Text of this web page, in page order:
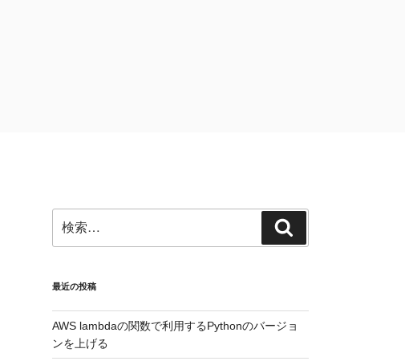
索:
索
最近の投稿
AWS lambdaの関数で利用するPythonのバージョ
ンを上げる